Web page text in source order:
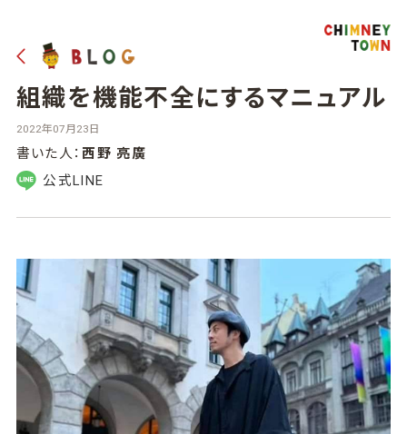
組織を機能不全にするマニュアル
2022年07月23日
書いた人： 西野 亮廣
公式LINE